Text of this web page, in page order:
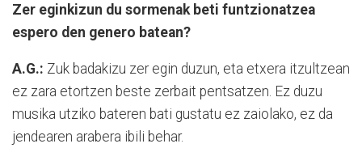
Zer eginkizun du sormenak beti funtzionatzea
espero den genero batean?
A.G.: Zuk badakizu zer egin duzun, eta etxera itzultzean
ez zara etortzen beste zerbait pentsatzen. Ez duzu
musika utziko bateren bati gustatu ez zaiolako, ez da
jendearen arabera ibili behar.